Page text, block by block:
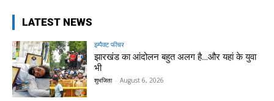
LATEST NEWS
इम्पैक्ट फीचर
झारखंड का आंदोलन बहुत अलग है…और यहां के युवा
भी
शुभजिता - August 6, 2026